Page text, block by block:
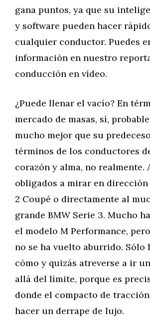
gana puntos, ya que su
y software pueden hacer
cualquier conductor. Puedes
información en nuestro
conducción en vídeo.
¿Puede llenar el vacío? En
mercado de masas, sí,
mucho mejor que su
términos de los conductores
corazón y alma, no realmente.
obligados a mirar en dirección
2 Coupé o directamente al
grande BMW Serie 3. Mucho
el modelo M Performance,
no se ha vuelto aburrido. Sólo
cómo y quizás atreverse a ir
allá del límite, porque es
donde el compacto de
hacer un derrape de lujo.